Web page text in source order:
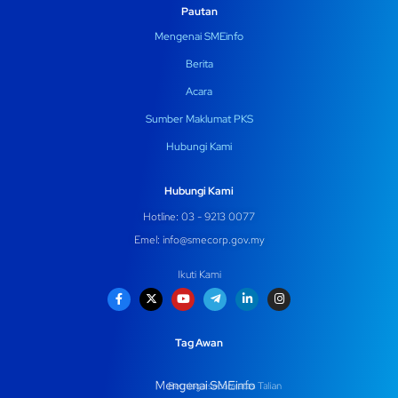
Pautan
Mengenai SMEinfo
Berita
Acara
Sumber Maklumat PKS
Hubungi Kami
Hubungi Kami
Hotline: 03 - 9213 0077
Emel: info@smecorp.gov.my
Ikuti Kami
Tag Awan